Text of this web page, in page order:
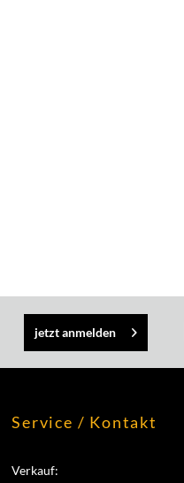
jetzt anmelden
Service / Kontakt
Verkauf: